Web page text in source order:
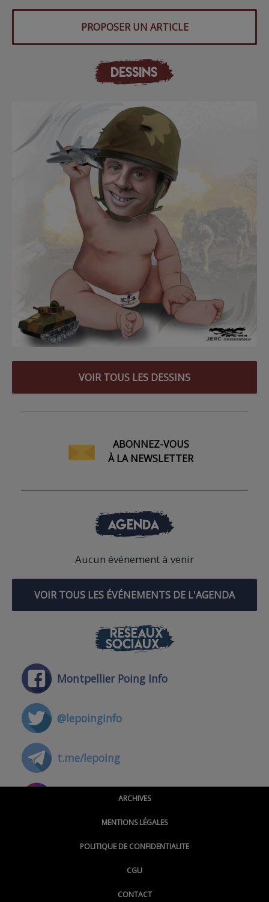
PROPOSER UN ARTICLE
DESSINS
VOIR TOUS LES DESSINS
ABONNEZ-VOUS
À LA NEWSLETTER
AGENDA
Aucun événement à venir
VOIR TOUS LES ÉVÉNEMENTS DE L'AGENDA
RÉSEAUX
SOCIAUX
Montpellier Poing Info
@lepoinginfo
t.me/lepoing
@montpellierpoinginfo
@LePoingMontpellier
ARCHIVES
MENTIONS LÉGALES
POLITIQUE DE CONFIDENTIALITE
CGU
CONTACT